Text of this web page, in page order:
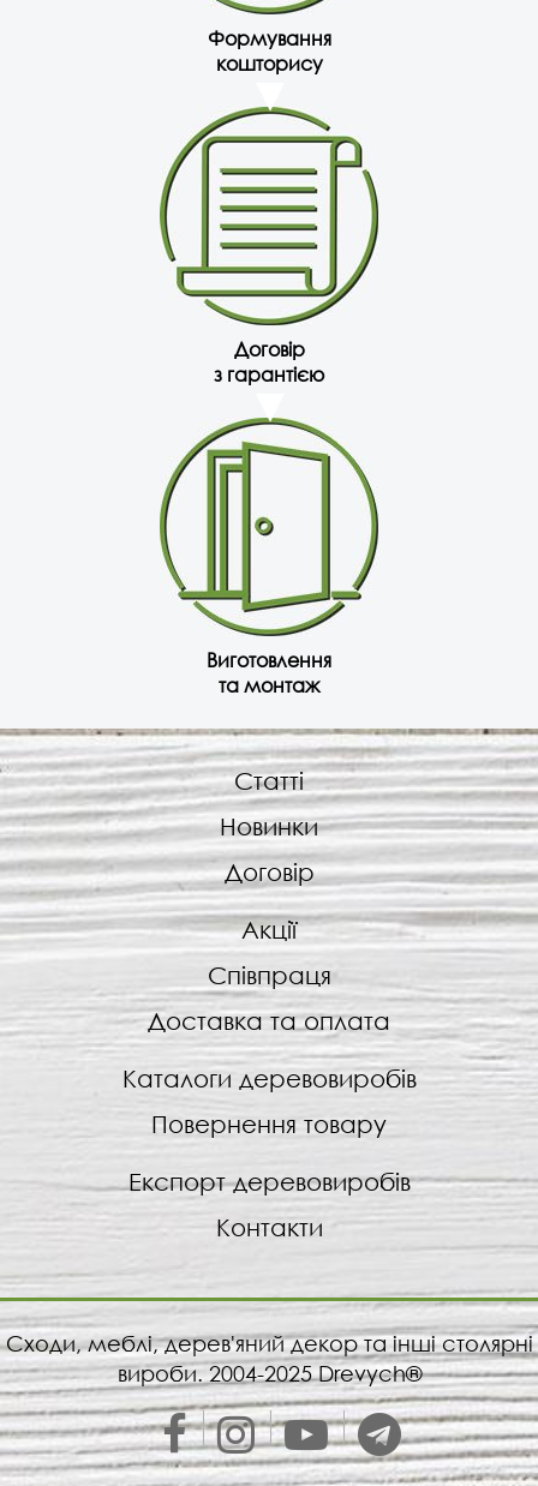
Формування
кошторису
Договір
з гарантією
Виготовлення
та монтаж
Статті
Новинки
Договір
Акції
Співпраця
Доставка та оплата
Каталоги деревовиробів
Повернення товару
Експорт деревовиробів
Контакти
Сходи, меблі, дерев'яний декор та інші столярні
вироби. 2004-2025 Drevych®